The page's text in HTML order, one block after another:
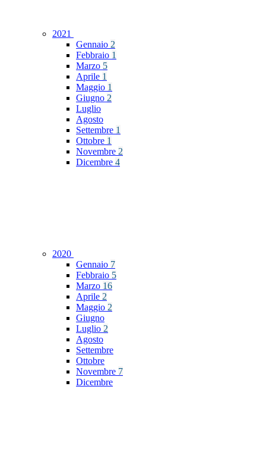
2021
Gennaio 2
Febbraio 1
Marzo 5
Aprile 1
Maggio 1
Giugno 2
Luglio
Agosto
Settembre 1
Ottobre 1
Novembre 2
Dicembre 4
2020
Gennaio 7
Febbraio 5
Marzo 16
Aprile 2
Maggio 2
Giugno
Luglio 2
Agosto
Settembre
Ottobre
Novembre 7
Dicembre